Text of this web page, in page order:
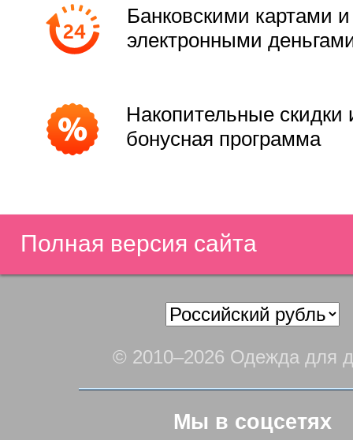
Банковскими картами и
электронными
Накопительные скидки
бонусная программа
Полная версия сайта
© 2010–2026 Одежда для
Мы в соцсетях